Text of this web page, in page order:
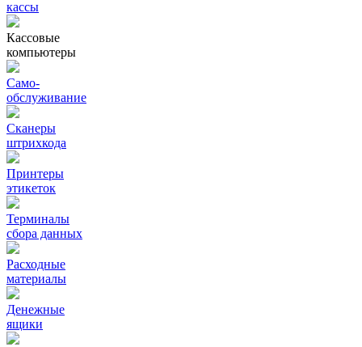
кассы
Кассовые
компьютеры
Само-
обслуживание
Сканеры
штрихкода
Принтеры
этикеток
Терминалы
сбора данных
Расходные
материалы
Денежные
ящики